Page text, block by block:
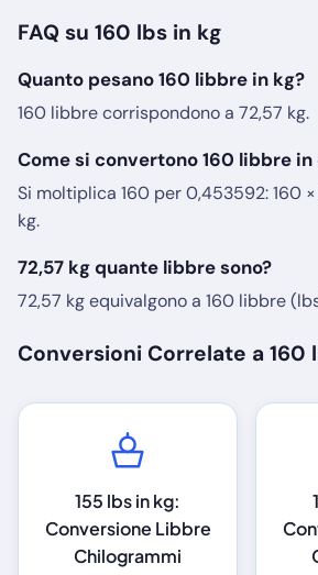
FAQ su 160 lbs in kg
Quanto pesano 160 libbre in kg?
160 libbre corrispondono a 72,57 kg.
Come si convertono 160 libbre
Si moltiplica 160 per 0,453592: 160
kg.
72,57 kg quante libbre sono?
72,57 kg equivalgono a 160 libbre
Conversioni Correlate a 160
155 lbs in kg:
Conversione Libbre
Chilogrammi